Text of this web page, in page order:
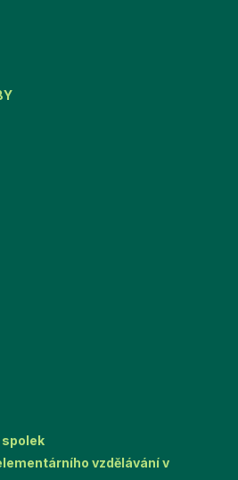
spolek
vzdělávání v